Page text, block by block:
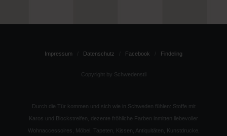
Impressum Datenschutz Facebook Findeling
Copyright by Schwedenstil
Durch die Tür kommen und sich wie in Schweden fühlen: Stoffe mit
Karos und Blockstreifen, dezente fröhliche Farben inmitten liebevoller
Wohnaccessoires, Möbel, Tapeten, Kissen, Antiquitäten, Kunstdrucke,